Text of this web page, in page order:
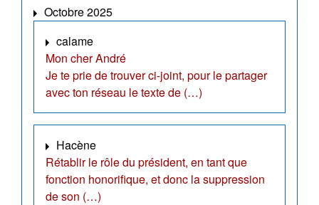
Octobre 2025
calame
Mon cher André
Je te prie de trouver ci-joint, pour le partager
avec ton réseau le texte de (…)
Hacène
Rétablir le rôle du président, en tant que
fonction honorifique, et donc la suppression
de son (…)